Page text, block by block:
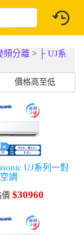
分離 > ├ UJ系
價格高至低
UJ系列一對
調
$30960